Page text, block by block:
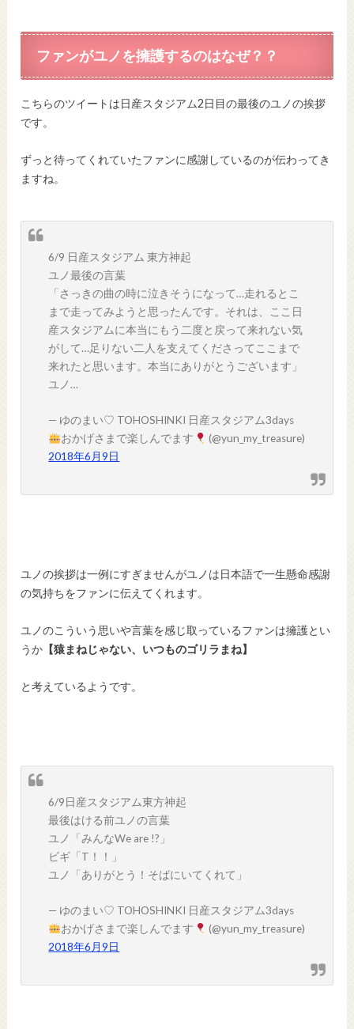
ファンがユノを擁護するのはなぜ？？
こちらのツイートは日産スタジアム2日目の最後のユノの挨拶
です。
ずっと待ってくれていたファンに感謝しているのが伝わってき
ますね。
6/9 日産スタジアム 東方神起
ユノ最後の言葉
「さっきの曲の時に泣きそうになって…走れるとこ
まで走ってみようと思ったんです。それは、ここ日
産スタジアムに本当にもう二度と戻って来れない気
がして…足りない二人を支えてくださってここまで
来れたと思います。本当にありがとうございます」
ユノ…
— ゆのまい♡ TOHOSHINKI 日産スタジアム3days
おかげさまで楽しんでます
(@yun_my_treasure)
2018年6月9日
ユノの挨拶は一例にすぎませんがユノは日本語で一生懸命感謝
の気持ちをファンに伝えてくれます。
ユノのこういう思いや言葉を感じ取っているファンは擁護とい
うか 【猿まねじゃない、いつものゴリラまね】
と考えているようです。
6/9日産スタジアム東方神起
最後はける前ユノの言葉
ユノ「みんなWe are !?」
ビギ「T！！」
ユノ「ありがとう！そばにいてくれて」
— ゆのまい♡ TOHOSHINKI 日産スタジアム3days
おかげさまで楽しんでます
(@yun_my_treasure)
2018年6月9日